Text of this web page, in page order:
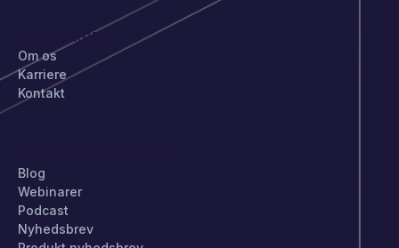
VIRKSOMHED
Om os
Karriere
Kontakt
Blog
Webinarer
Podcast
Nyhedsbrev